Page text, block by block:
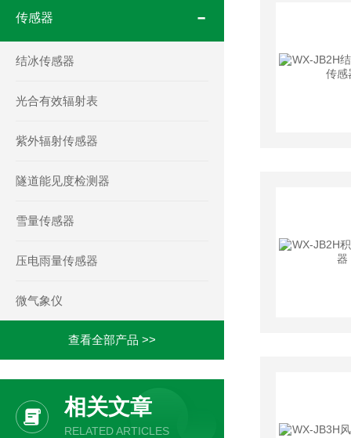
传感器
结冰传感器
光合有效辐射表
紫外辐射传感器
隧道能见度检测器
雪量传感器
压电雨量传感器
微气象仪
查看全部产品 >>
相关文章
RELATED ARTICLES